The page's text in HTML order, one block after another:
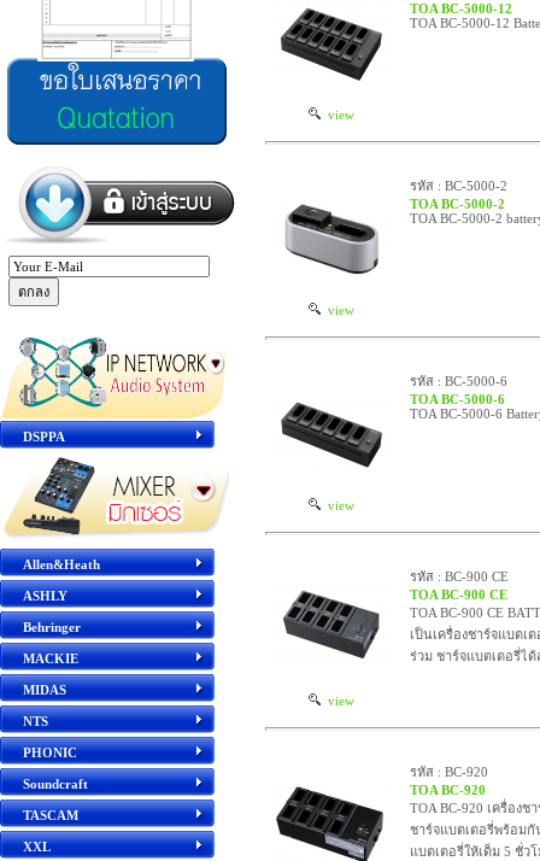
DSPPA
Allen&Heath
ASHLY
Behringer
MACKIE
MIDAS
NTS
PHONIC
Soundcraft
TASCAM
XXL
view
TOA BC-5000-12
TOA BC-5000-12
view
รหัส : BC-5000-2
TOA BC-5000-2
TOA BC-5000-2
view
รหัส : BC-5000-6
TOA BC-5000-6
TOA BC-5000-6
view
รหัส : BC-900 CE
TOA BC-900 CE
TOA BC-900 CE
เป็นเครื่องชาร์จแบตเ
ร่วม ชาร์จแบตเตอรี่ได้
รหัส : BC-920
TOA BC-920
TOA BC-920 เครื่อง
ชาร์จแบตเตอรี่พร้อมกั
แบตเตอรี่ให้เด็ม 5 ชั่วโ